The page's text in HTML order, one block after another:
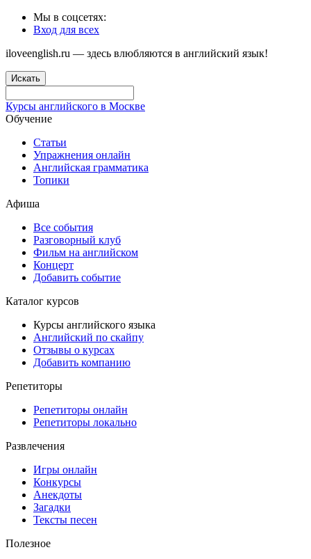
Мы в соцсетях:
Вход для всех
iloveenglish.ru — здесь влюбляются в английский язык!
Искать
Курсы английского в Москве
Обучение
Статьи
Упражнения онлайн
Английская грамматика
Топики
Афиша
Все события
Разговорный клуб
Фильм на английском
Концерт
Добавить событие
Каталог курсов
Курсы английского языка
Английский по скайпу
Отзывы о курсах
Добавить компанию
Репетиторы
Репетиторы онлайн
Репетиторы локально
Развлечения
Игры онлайн
Конкурсы
Анекдоты
Загадки
Тексты песен
Полезное